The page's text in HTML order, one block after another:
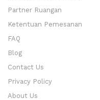
Partner Ruangan
Ketentuan Pemesanan
FAQ
Blog
Contact Us
Privacy Policy
About Us